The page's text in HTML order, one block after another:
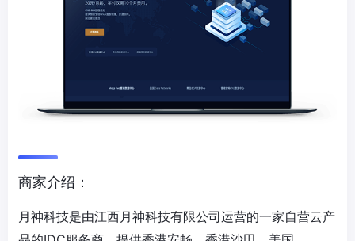
商家介绍：
月神科技是由江西月神科技有限公司运营的一家自营云产